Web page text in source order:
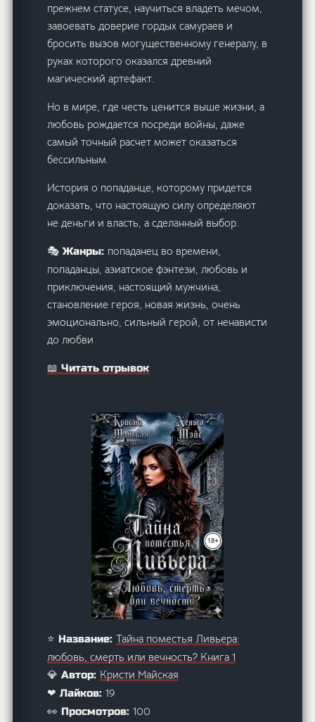
прежнем статусе, научиться владеть мечом,
завоевать доверие гордых самураев и
бросить вызов могущественному генералу, в
руках которого оказался древний
магический артефакт.
Но в мире, где честь ценится выше жизни, а
любовь рождается посреди войны, даже
самый точный расчет может оказаться
бессильным.
История о попаданце, которому придется
доказать, что настоящую силу определяют
не деньги и власть, а сделанный выбор.
🎭 Жанры: попаданец во времени,
попаданцы, азиатское фэнтези, любовь и
приключения, настоящий мужчина,
становление героя, новая жизнь, очень
эмоционально, сильный герой, от ненависти
до любви
📖 Читать отрывок
⭐ Название:Тайна поместья Ливьера:
любовь, смерть или вечность? Книга 1
💎 Автор: Кристи Майская
❤ Лайков:19
👀 Просмотров:100